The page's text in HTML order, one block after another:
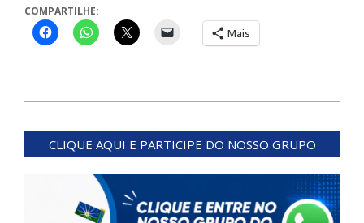
COMPARTILHE:
Mais
04-
CLIQUE AQUI E PARTICIPE DO NOSSO GRUPO